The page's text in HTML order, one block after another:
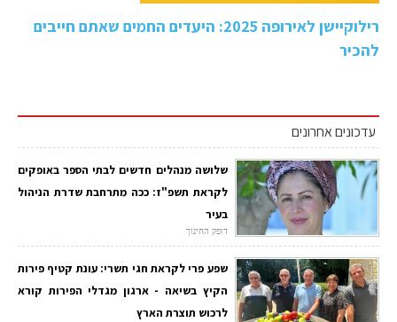
רילוקיישן לאירופה 2025: היעדים החמים שאתם חייבים
להכיר
עדכונים אחרונים
שלושה מנהלים חדשים לבתי הספר באופקים
לקראת תשפ"ז: ככה מתרחבת שדרת הניהול
בעיר
דופק החינוך
שפע פרי לקראת חגי תשרי: עונת קטיף פירות
הקיץ בשיאה - ארגון מגדלי הפירות קורא
לרכוש תוצרת הארץ